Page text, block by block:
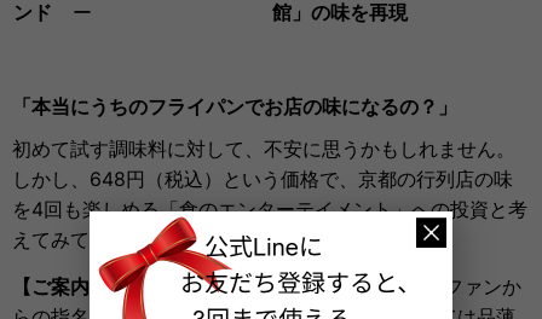
ンド
ー
館」の味を再現
「本当にうちのフライパンでお店の味になるの？」
初めて試す調味料に対して、不安に思うかもしれません。
しかし、648円（税込）という価格で、京都の行列店の味
を4回も楽しめる「食のエンターテイメント」への投資と考
えてみてください。
【ご案内】在庫状況について本商品は、ラーメンファンか